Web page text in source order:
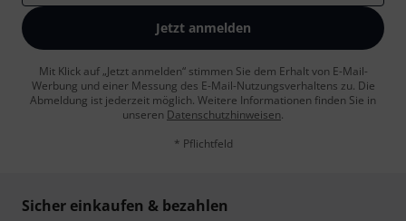
Jetzt anmelden
Mit Klick auf „Jetzt anmelden“ stimmen Sie dem Erhalt von E-Mail-
Werbung und einer Messung des E-Mail-Nutzungsverhaltens zu. Die
Abmeldung ist jederzeit möglich. Weitere Informationen finden Sie in
unseren Datenschutzhinweisen.
* Pflichtfeld
Sicher einkaufen & bezahlen